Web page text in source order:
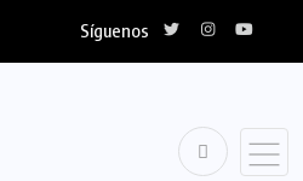
Síguenos